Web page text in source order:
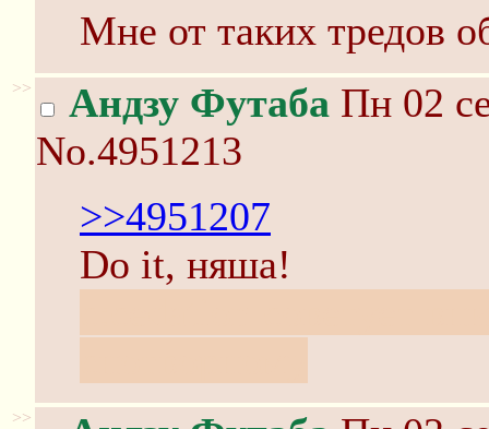
Мне от таких тредов
>> Андзу Футаба Пн 02
No.4951213
>>4951207
Do it, няша!
>>